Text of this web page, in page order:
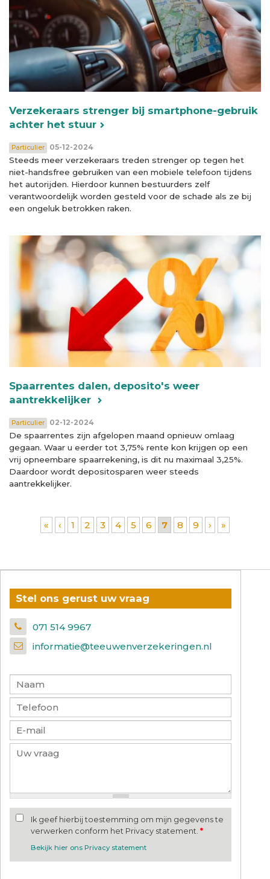
Verzekeraars strenger bij smartphone-gebruik
achter het stuur
Particulier 05-12-2024
Steeds meer verzekeraars treden strenger op tegen het
niet-handsfree gebruiken van een mobiele telefoon tijdens
het autorijden. Hierdoor kunnen bestuurders zelf
verantwoordelijk worden gesteld voor de schade als ze bij
een ongeluk betrokken raken.
Spaarrentes dalen, deposito's weer
aantrekkelijker
Particulier 02-12-2024
De spaarrentes zijn afgelopen maand opnieuw omlaag
gegaan. Waar u eerder tot 3,75% rente kon krijgen op een
vrij opneembare spaarrekening, is dit nu maximaal 3,25%.
Daardoor wordt depositosparen weer steeds
aantrekkelijker.
Pagina's
« ‹ 1 2 3 4 5 6 7 8 9 › »
Stel ons gerust uw vraag
071 514 9967
informatie@teeuwenverzekeringen.nl
Ik geef hierbij toestemming om mijn gegevens te
verwerken conform het Privacy statement. *
Bekijk hier ons Privacy statement